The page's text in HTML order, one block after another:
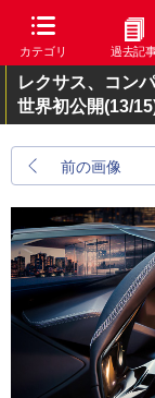
カテゴリ 過去記
レクサス、コン
世界初公開(13/
前の画像